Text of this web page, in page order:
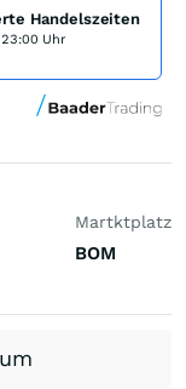
Handelszeiten
Uhr
Martktplatz
BOM